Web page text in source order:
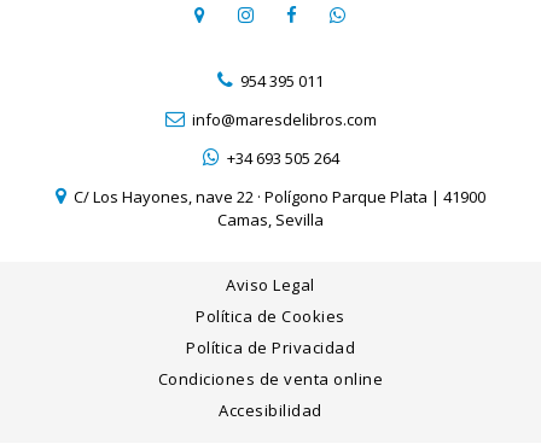
954 395 011
info@maresdelibros.com
+34 693 505 264
C/ Los Hayones, nave 22 · Polígono Parque Plata | 41900
Camas, Sevilla
Aviso Legal
Política de Cookies
Política de Privacidad
Condiciones de venta online
Accesibilidad